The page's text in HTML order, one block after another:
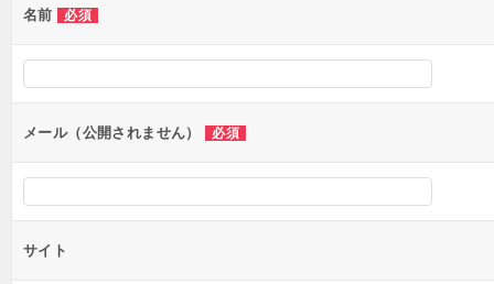
ー
ョ
ン
名前 必須
メール（公開されません） 必須
サイト